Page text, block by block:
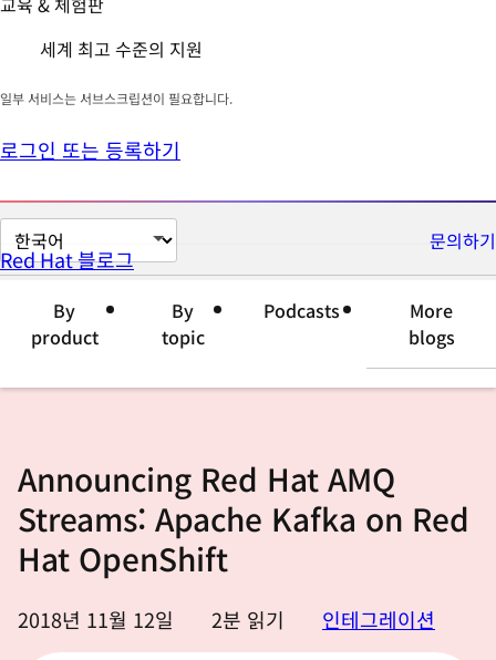
세계 최고 수준의 지원
일부 서비스는 서브스크립션이 필요합니다.
로그인 또는 등록하기
페
이
변
문의하기
Red Hat 블로그
By
product
By
topic
Podcasts
More
blogs
Announcing Red Hat AMQ
Streams: Apache Kafka on Red
Hat OpenShift
2018년 11월 12일 2분 읽기 인테그레이션